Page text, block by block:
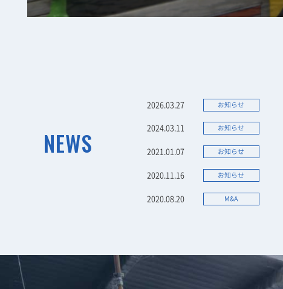
NEWS
2026.03.27 お知らせ
2024.03.11 お知らせ
2021.01.07 お知らせ
2020.11.16 お知らせ
2020.08.20 M&A